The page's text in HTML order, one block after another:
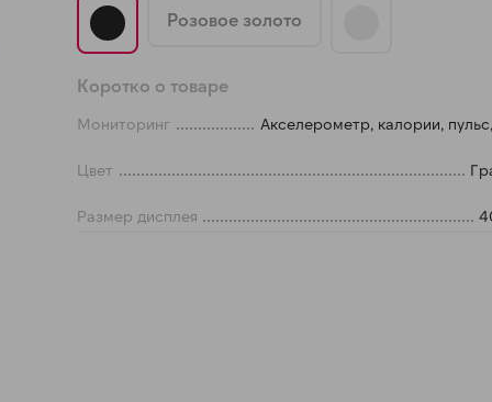
Розовое золото
Коротко о товаре
Мониторинг Акселерометр, калории,
Цвет
Размер дисплея
Добавляйте товары